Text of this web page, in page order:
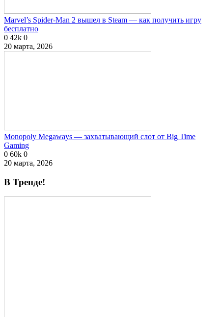
Marvel’s Spider-Man 2 вышел в Steam — как получить игру
бесплатно
0 42k 0
20 марта, 2026
Monopoly Megaways — захватывающий слот от Big Time
Gaming
0 60k 0
20 марта, 2026
В Тренде!